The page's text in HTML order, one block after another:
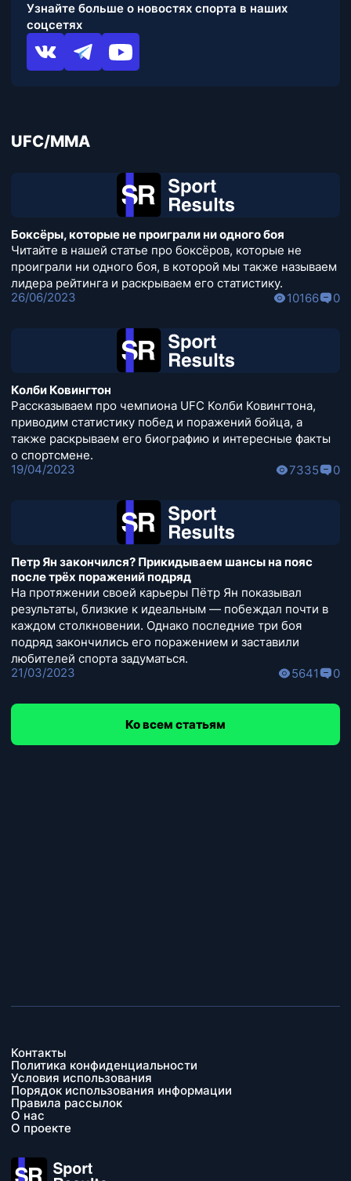
Узнайте больше о новостях спорта в наших
соцсетях
UFC/MMA
Боксёры, которые не проиграли ни одного боя
Читайте в нашей статье про боксёров, которые не
проиграли ни одного боя, в которой мы также называем
лидера рейтинга и раскрываем его статистику.
26/06/2023
10166 0
Колби Ковингтон
Рассказываем про чемпиона UFC Колби Ковингтона,
приводим статистику побед и поражений бойца, а
также раскрываем его биографию и интересные факты
о спортсмене.
19/04/2023
7335 0
Петр Ян закончился? Прикидываем шансы на пояс
после трёх поражений подряд
На протяжении своей карьеры Пётр Ян показывал
результаты, близкие к идеальным — побеждал почти в
каждом столкновении. Однако последние три боя
подряд закончились его поражением и заставили
любителей спорта задуматься.
21/03/2023
5641 0
Ко всем статьям
Контакты
Политика конфиденциальности
Условия использования
Порядок использования информации
Правила рассылок
О нас
О проекте